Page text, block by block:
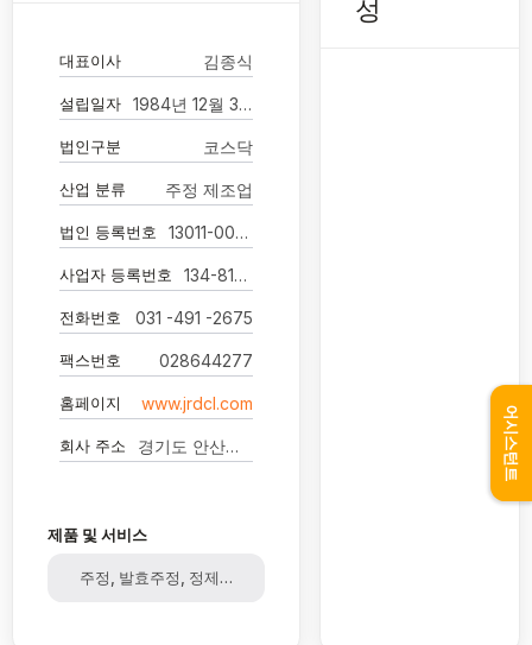
대표이사 김종식
설립일자 1984년 12월 31일
법인구분 코스닥
산업 분류 주정 제조업
법인 등록번호 13011-0009365
사업자 등록번호 134-81-04841
전화번호 031 -491 -2675
팩스번호 028644277
홈페이지 www.jrdcl.com
회사 주소 경기도 안산시 단원구 별망로 594
제품 및 서비스
주정, 발효주정, 정제주정
성
어시스턴트